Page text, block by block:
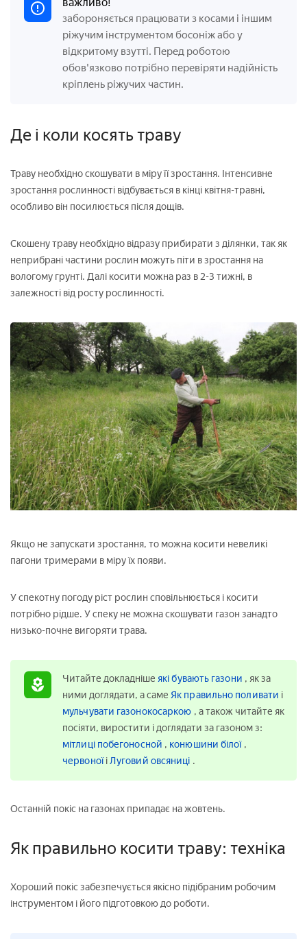
забороняється працювати з косами і іншим
ріжучим інструментом босоніж або у
відкритому взутті. Перед роботою
обов'язково потрібно перевіряти надійність
кріплень ріжучих частин.
Де і коли косять траву
Траву необхідно скошувати в міру її зростання. Інтенсивне
зростання рослинності відбувається в кінці квітня-травні,
особливо він посилюється після дощів.
Скошену траву необхідно відразу прибирати з ділянки, так як
неприбрані частини рослин можуть піти в зростання на
вологому грунті. Далі косити можна раз в 2-3 тижні, в
залежності від росту рослинності.
Якщо не запускати зростання, то можна косити невеликі
пагони тримерами в міру їх появи.
У спекотну погоду ріст рослин сповільнюється і косити
потрібно рідше. У спеку не можна скошувати газон занадто
низько-почне вигоряти трава.
Читайте докладніше які бувають газони , як за
ними доглядати, а саме Як правильно поливати і
мульчувати газонокосаркою , а також читайте як
посіяти, виростити і доглядати за газоном з:
мітлиці побегоносной , конюшини білої ,
червоноїіЛуговий овсяниці .
Останній покіс на газонах припадає на жовтень.
Як правильно косити траву: техніка
Хороший покіс забезпечується якісно підібраним робочим
інструментом і його підготовкою до роботи.